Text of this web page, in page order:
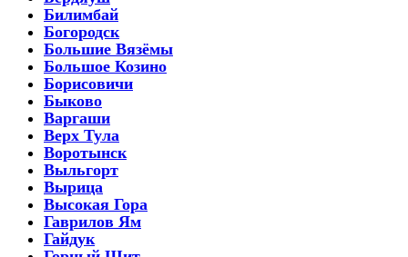
Билимбай
Богородск
Большие Вязёмы
Большое Козино
Борисовичи
Быково
Варгаши
Верх Тула
Воротынск
Выльгорт
Вырица
Высокая Гора
Гаврилов Ям
Гайдук